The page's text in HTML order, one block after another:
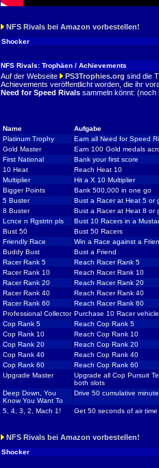
NFS Rivals bei Amazon vorbestellen!
Shocker
NFS Rivals: Trophäen / Achievements
Auf der Webseite PS3Trophies.org sind die
Achievements veröffentlicht worden, die ihr
Need for Speed Rivals sammeln könnt: (noch
Name
Aufgabe
Platinum Trophy
Earn all Need for Speed
Gold Master
Earn 100 Gold medals
First National
Bank your first score
10 Heat
Reach Heat 10
Multiplier
Hit a X 10 Multiplier
Bigger Points
Bank 500,000 in one go
5 Buster
Bust a Racer at Heat 5 or
8 Buster
Bust a Racer at Heat 8 or
Lcnce n Rgstrtn pls
Bust 10 Racers in a
Bust 50
Bust 50 Racers
Friendly Race
Win a Race against a
Buddy Bust
Bust a Friend
Racer Rank 5
Reach Racer Rank 5
Racer Rank 10
Reach Racer Rank 10
Racer Rank 20
Reach Racer Rank 20
Racer Rank 40
Reach Racer Rank 40
Racer Rank 60
Reach Racer Rank 60
Professional Collector Purchase 10 Racer
Cop Rank 5
Reach Cop Rank 5
Cop Rank 10
Reach Cop Rank 10
Cop Rank 20
Reach Cop Rank 20
Cop Rank 40
Reach Cop Rank 40
Cop Rank 60
Reach Cop Rank 60
Upgrade Master
Upgrade all Cop Pursuit
both slots
Deep Down, You
Know You Want To
Drive 50 cumulative
5, 4, 3, 2, Mach 1! Get 50 seconds of air
NFS Rivals bei Amazon vorbestellen!
Shocker